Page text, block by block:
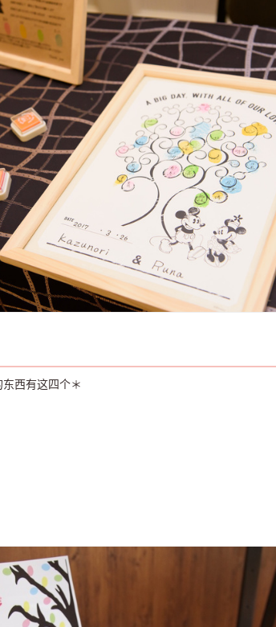
西有这四个＊